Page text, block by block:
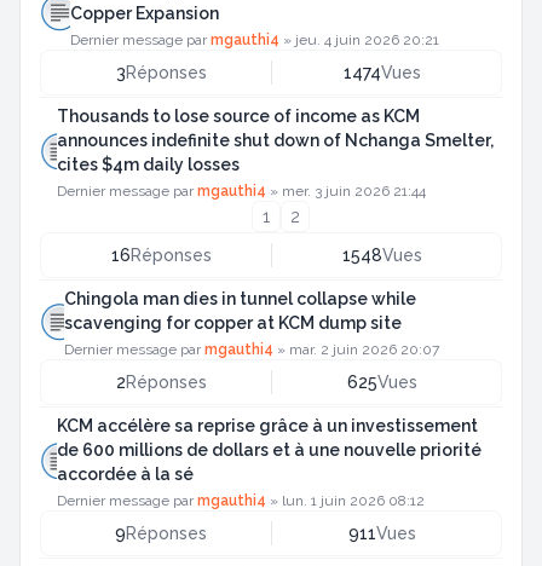
Copper Expansion
Dernier message parmgauthi4 » jeu. 4 juin 2026 20:21
3Réponses 1474Vues
Thousands to lose source of income as KCM
announces indefinite shut down of Nchanga Smelter,
cites $4m daily losses
Dernier message parmgauthi4 » mer. 3 juin 2026 21:44
1
2
16Réponses 1548Vues
Chingola man dies in tunnel collapse while
scavenging for copper at KCM dump site
Dernier message parmgauthi4 » mar. 2 juin 2026 20:07
2Réponses 625Vues
KCM accélère sa reprise grâce à un investissement
de 600 millions de dollars et à une nouvelle priorité
accordée à la sé
Dernier message parmgauthi4 » lun. 1 juin 2026 08:12
9Réponses 911Vues